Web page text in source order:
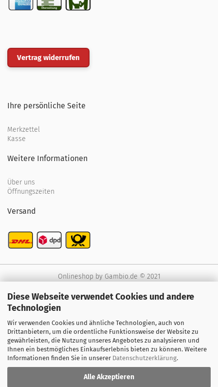
Diese Webseite verwendet Cookies und andere
Technologien
Wir verwenden Cookies und ähnliche Technologien, auch von
Drittanbietern, um die ordentliche Funktionsweise der Website zu
gewährleisten, die Nutzung unseres Angebotes zu analysieren und
Ihnen ein bestmögliches Einkaufserlebnis bieten zu können. Weitere
Informationen finden Sie in unserer Datenschutzerklärung.
Alle Akzeptieren
Vertrag widerrufen
Ihre persönliche Seite
Merkzettel
Kasse
Weitere Informationen
Über uns
Öffnungszeiten
Versand
Onlineshopby Gambio.de © 2021